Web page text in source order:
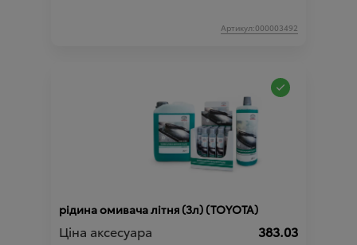
Артикул:000003492
рідина омивача літня (3л) (TOYOTA)
Ціна аксесуара 383.03